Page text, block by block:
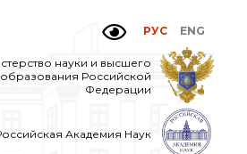
РУС ENG
науки и высшего
образования Российской
Федерации
Академия Наук